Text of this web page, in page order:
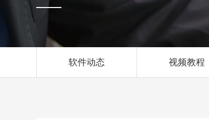
软件动态 视频教程